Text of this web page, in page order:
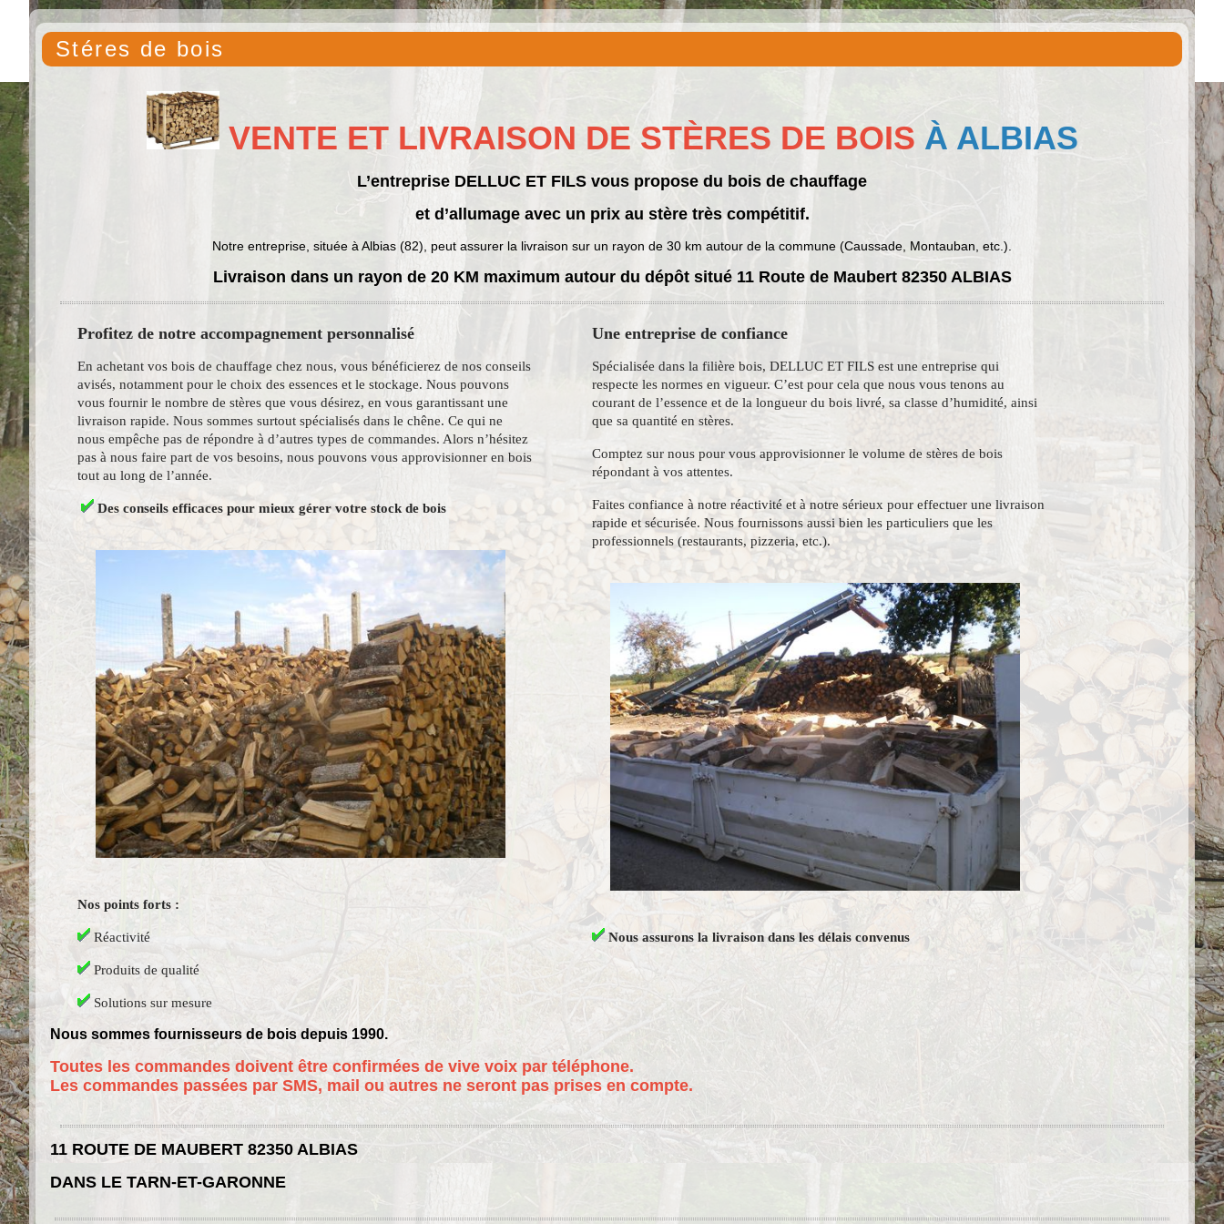
Stéres de bois
VENTE ET LIVRAISON DE STÈRES DE BOIS À ALBIAS
L’entreprise DELLUC ET FILS vous propose du bois de chauffage
et d’allumage avec un prix au stère très compétitif.
Notre entreprise, située à Albias (82), peut assurer la livraison sur un rayon de 30 km autour de la commune (Caussade, Montauban, etc.).
Livraison dans un rayon de 20 KM maximum autour du dépôt situé 11 Route de Maubert 82350 ALBIAS
Profitez de notre accompagnement personnalisé
En achetant vos bois de chauffage chez nous, vous bénéficierez de nos conseils
avisés, notamment pour le choix des essences et le stockage. Nous pouvons
vous fournir le nombre de stères que vous désirez, en vous garantissant une
livraison rapide. Nous sommes surtout spécialisés dans le chêne. Ce qui ne
nous empêche pas de répondre à d’autres types de commandes. Alors n’hésitez
pas à nous faire part de vos besoins, nous pouvons vous approvisionner en bois
tout au long de l’année.
Des conseils efficaces pour mieux gérer votre stock de bois
Nos points forts :
Réactivité
Produits de qualité
Solutions sur mesure
Une entreprise de confiance
Spécialisée dans la filière bois, DELLUC ET FILS est une entreprise qui
respecte les normes en vigueur. C’est pour cela que nous vous tenons au
courant de l’essence et de la longueur du bois livré, sa classe d’humidité, ainsi
que sa quantité en stères.
Comptez sur nous pour vous approvisionner le volume de stères de bois
répondant à vos attentes.
Faites confiance à notre réactivité et à notre sérieux pour effectuer une livraison
rapide et sécurisée. Nous fournissons aussi bien les particuliers que les
professionnels (restaurants, pizzeria, etc.).
Nous assurons la livraison dans les délais convenus
Nous sommes fournisseurs de bois depuis 1990.
Toutes les commandes doivent être confirmées de vive voix par téléphone.
Les commandes passées par SMS, mail ou autres ne seront pas prises en compte.
11 ROUTE DE MAUBERT 82350 ALBIAS
DANS LE TARN-ET-GARONNE